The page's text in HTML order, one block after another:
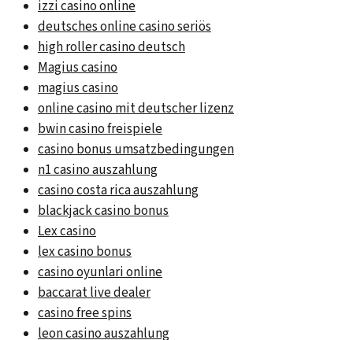
izzi casino online
deutsches online casino seriös
high roller casino deutsch
Magius casino
magius casino
online casino mit deutscher lizenz
bwin casino freispiele
casino bonus umsatzbedingungen
n1 casino auszahlung
casino costa rica auszahlung
blackjack casino bonus
Lex casino
lex casino bonus
casino oyunlari online
baccarat live dealer
casino free spins
leon casino auszahlung